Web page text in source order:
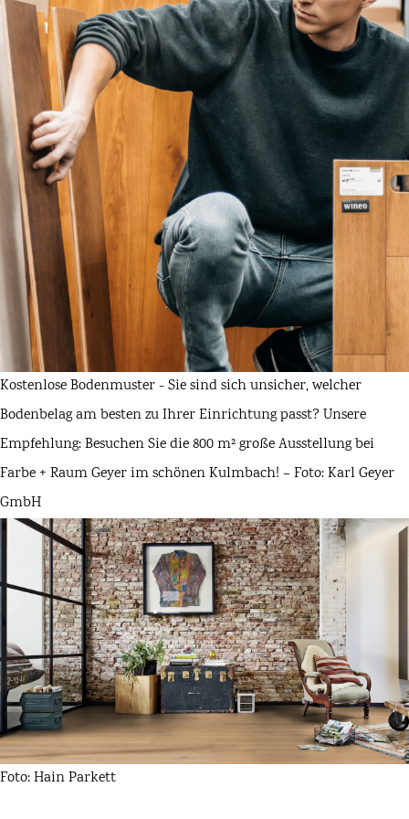
Kostenlose Bodenmuster - Sie sind sich unsicher, welcher
Bodenbelag am besten zu Ihrer Einrichtung passt? Unsere
Empfehlung: Besuchen Sie die 800 m² große Ausstellung bei
Farbe + Raum Geyer im schönen Kulmbach! – Foto: Karl Geyer
GmbH
Foto: Hain Parkett